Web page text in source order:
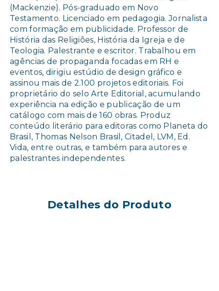
(Mackenzie). Pós-graduado em Novo
Testamento. Licenciado em pedagogia. Jornalista
com formação em publicidade. Professor de
História das Religiões, História da Igreja e de
Teologia. Palestrante e escritor. Trabalhou em
agências de propaganda focadas em RH e
eventos, dirigiu estúdio de design gráfico e
assinou mais de 2.100 projetos editoriais. Foi
proprietário do selo Arte Editorial, acumulando
experiência na edição e publicação de um
catálogo com mais de 160 obras. Produz
conteúdo literário para editoras como Planeta do
Brasil, Thomas Nelson Brasil, Citadel, LVM, Ed.
Vida, entre outras, e também para autores e
palestrantes independentes.
Detalhes do Produto